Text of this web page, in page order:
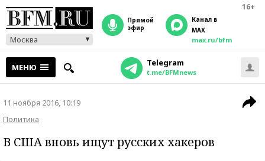
16+
Москва
прямой
эфир
Канал в
MAX
max.ru/bfm
МЕНЮ Telegram
t.me/BFMnews
11 ноября 2016, 10:19
Политика
В США вновь ищут русских хакеров